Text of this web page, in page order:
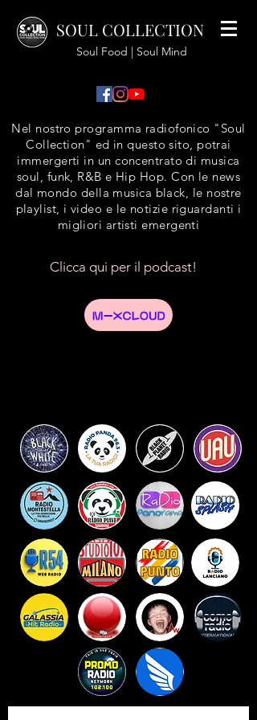
SOUL COLLECTION
Soul Food | Soul Mind
Nel nostro programma radiofonico "Soul
Collection" ed in questo sito, potrai
immergerti in un concentrato di musica
soul, funk, R&B e Hip Hop. Con le news
dal mondo della musica black, le nostre
playlist, i video e le notizie riguardanti i
migliori artisti emergenti
Clicca qui per il podcast!